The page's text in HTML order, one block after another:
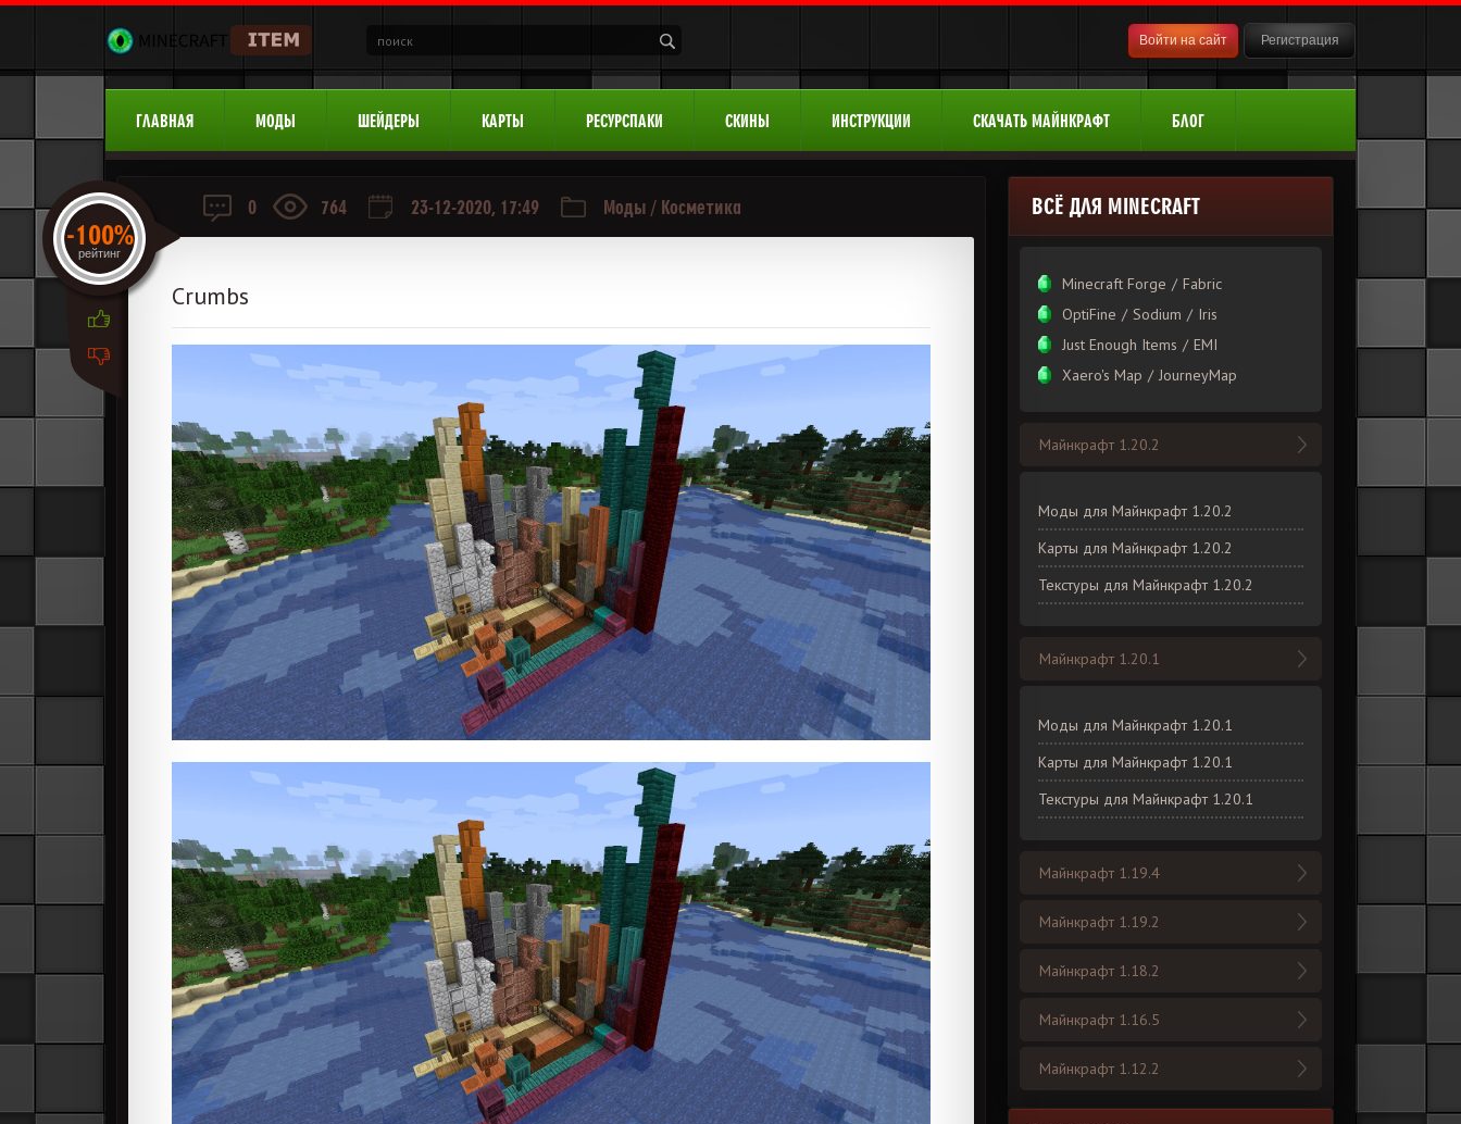
Войти на сайт Регистрация
ГЛАВНАЯ МОДЫ ШЕЙДЕРЫ КАРТЫ РЕСУРСПАКИ СКИНЫ ИНСТРУКЦИИ СКАЧАТЬ МАЙНКРАФТ БЛОГ
0 764 23-12-2020, 17:49 Моды / Косметика
Crumbs
-100%
рейтинг
ВСЁ ДЛЯ MINECRAFT
Minecraft Forge / Fabric
OptiFine / Sodium / Iris
Just Enough Items / EMI
Xаero's Mаp / JourneyMap
Майнкрафт 1.20.2
Моды для Майнкрафт 1.20.2
Карты для Майнкрафт 1.20.2
Текстуры для Майнкрафт 1.20.2
Майнкрафт 1.20.1
Моды для Майнкрафт 1.20.1
Карты для Майнкрафт 1.20.1
Текстуры для Майнкрафт 1.20.1
Майнкрафт 1.19.4
Майнкрафт 1.19.2
Майнкрафт 1.18.2
Майнкрафт 1.16.5
Майнкрафт 1.12.2